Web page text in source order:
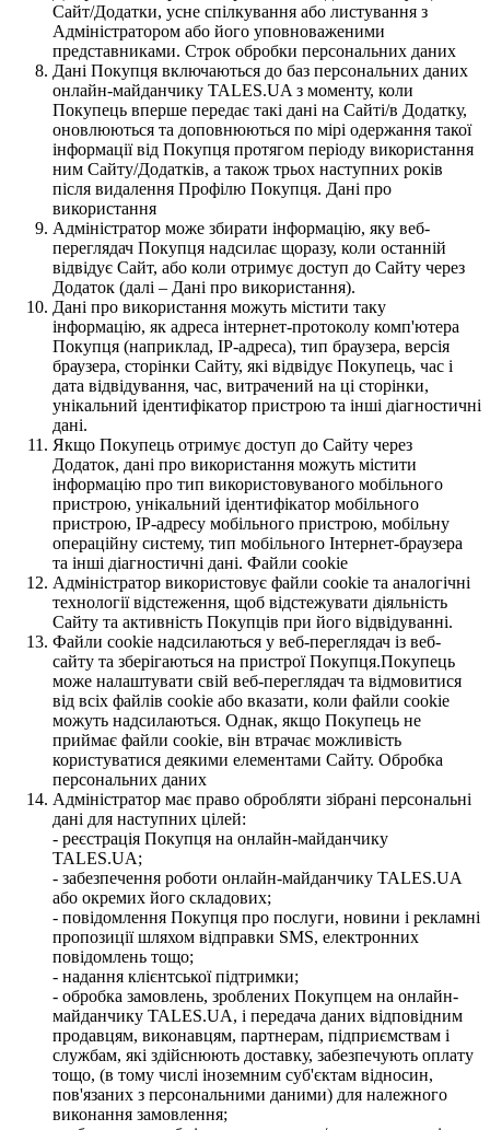
Сайт/Додатки, усне спілкування або листування з
Адміністратором або його уповноваженими
представниками. Строк обробки персональних даних
Дані Покупця включаються до баз персональних даних
онлайн-майданчику TALES.UA з моменту, коли
Покупець вперше передає такі дані на Сайті/в Додатку,
оновлюються та доповнюються по мірі одержання такої
інформації від Покупця протягом періоду використання
ним Сайту/Додатків, а також трьох наступних років
після видалення Профілю Покупця. Дані про
використання
Адміністратор може збирати інформацію, яку веб-
переглядач Покупця надсилає щоразу, коли останній
відвідує Сайт, або коли отримує доступ до Сайту через
Додаток (далі – Дані про використання).
Дані про використання можуть містити таку
інформацію, як адреса інтернет-протоколу комп'ютера
Покупця (наприклад, IP-адреса), тип браузера, версія
браузера, сторінки Сайту, які відвідує Покупець, час і
дата відвідування, час, витрачений на ці сторінки,
унікальний ідентифікатор пристрою та інші діагностичні
дані.
Якщо Покупець отримує доступ до Сайту через
Додаток, дані про використання можуть містити
інформацію про тип використовуваного мобільного
пристрою, унікальний ідентифікатор мобільного
пристрою, IP-адресу мобільного пристрою, мобільну
операційну систему, тип мобільного Інтернет-браузера
та інші діагностичні дані. Файли cookie
Адміністратор використовує файли cookie та аналогічні
технології відстеження, щоб відстежувати діяльність
Сайту та активність Покупців при його відвідуванні.
Файли cookie надсилаються у веб-переглядач із веб-
сайту та зберігаються на пристрої Покупця.Покупець
може налаштувати свій веб-переглядач та відмовитися
від всіх файлів cookie або вказати, коли файли cookie
можуть надсилаються. Однак, якщо Покупець не
приймає файли cookie, він втрачає можливість
користуватися деякими елементами Сайту. Обробка
персональних даних
Адміністратор має право обробляти зібрані персональні
дані для наступних цілей:
- реєстрація Покупця на онлайн-майданчику
TALES.UA;
- забезпечення роботи онлайн-майданчику TALES.UA
або окремих його складових;
- повідомлення Покупця про послуги, новини і рекламні
пропозиції шляхом відправки SMS, електронних
повідомлень тощо;
- надання клієнтської підтримки;
- обробка замовлень, зроблених Покупцем на онлайн-
майданчику TALES.UA, і передача даних відповідним
продавцям, виконавцям, партнерам, підприємствам і
службам, які здійснюють доставку, забезпечують оплату
тощо, (в тому числі іноземним суб'єктам відносин,
пов'язаних з персональними даними) для належного
виконання замовлення;